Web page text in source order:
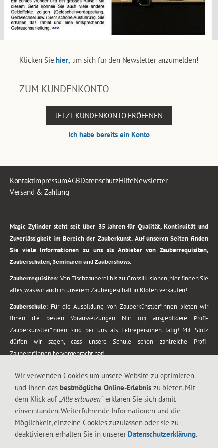
Klicken Sie hier, um sich für den Newsletter anzumelden!
ZUM KUNDENKONTO
JETZT KUNDENKONTO ERÖFFNEN
Ich habe bereits ein Konto
KontaktImpressumAGBDatenschutzHilfeNewsletter
Versand & Zahlung
Magic Zylinder steht seit über 35 Jahren für Qualität, Kontinuität und
Zuverlässigkeit im Bereich der Zauberkunst. Auf unseren Seiten finden
Sie viele Informationen zu uns als Anbieter von Zauberrequisiten,
Zauberschulen, Seminaren und Zaubershows.
Zauberrequisiten: Von Tischzauberei bis zu Grossillusionen, hier finden Sie
alles, was wir auch in unserem Zaubergeschäft in Kloten verkaufen!
Zauberschule: Für die Ausbildung von Zauberkünstler*innen bieten wir
Ihnen die besten Voraussetzungen. Nur top ausgebildete Profi-
Zauberkünstler*innen sind bei uns als Lehrepersonen tätig! Mit Stolz
dürfen wir sagen, dass unsere Schule schon zahlreiche Profi-
Zauberer*innen hervorgebracht hat!
vom Kinderprogramm bis zur Tischzauberei. Lassen Sie sich faszinieren von
meiner Zauber-Sprech-Show, angerührt mit sprachlichen Sequenzen,
gewürzt mit Gags und visuellen Illusionen wie Kaninchen, Vasen, Seilen,
Wir verwenden Cookies um unsere Website zu optimieren
und Ihnen das bestmögliche Online-Erlebnis zu bieten. Mit
dem Klick auf „Alle erlauben“erklären Sie sich damit
einverstanden. Weiterführende Informationen und die
Möglichkeit, einzelne Cookies zuzulassen oder sie zu
deaktivieren, erhalten Sie in unserer Datenschutzerklärung.